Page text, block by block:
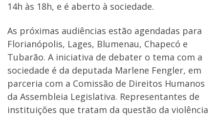
14h às 18h, e é aberto à sociedade.
As próximas audiências estão agendadas para
Florianópolis, Lages, Blumenau, Chapecó e
Tubarão. A iniciativa de debater o tema com a
sociedade é da deputada Marlene Fengler, em
parceria com a Comissão de Direitos Humanos
da Assembleia Legislativa. Representantes de
instituições que tratam da questão da violência